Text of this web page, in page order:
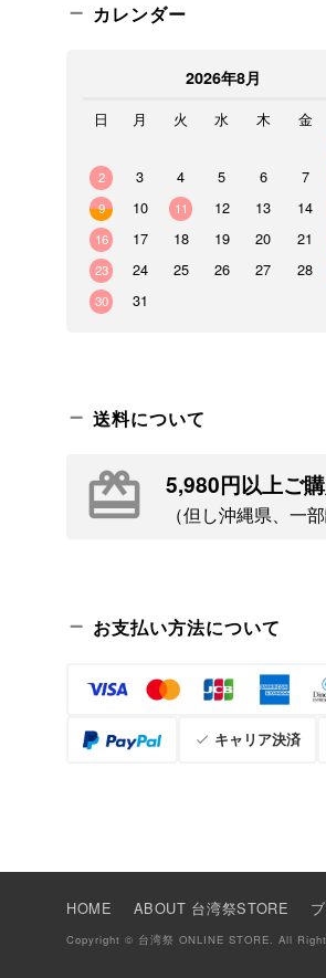
カレンダー
2026年8月
日 月 火 水 木 金
2
3 4 5 6 7
9
10 11 12 13 14
16
17 18 19 20 21
23
24 25 26 27 28
30
31
送料について
5,980円以上ご
（但し沖縄県、一
お支払い方法について
キャリア決済
HOME ABOUT 台湾祭STORE
Copyright © 台湾祭 ONLINE STORE. All